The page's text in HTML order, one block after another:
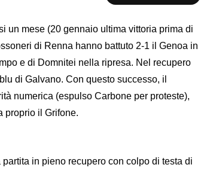
un mese (20 gennaio ultima vittoria prima di
di Renna hanno battuto 2-1 il Genoa in
e di Domnitei nella ripresa. Nel recupero
di Galvano. Con questo successo, il
numerica (espulso Carbone per proteste),
proprio il Grifone.
in pieno recupero con colpo di testa di